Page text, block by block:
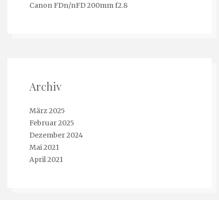
Canon FDn/nFD 200mm f2.8
Archiv
März 2025
Februar 2025
Dezember 2024
Mai 2021
April 2021